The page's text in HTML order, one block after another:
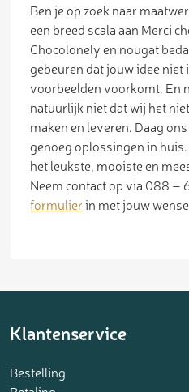
Ben je op zoek naar
een breed scala aan Merci
Chocolonely en nougat
gebeuren dat jouw idee niet
voorbeelden voorkomt. En
natuurlijk niet dat wij het
maken en leveren. Daag
genoeg oplossingen in
het leukste, mooiste en
Neem contact op via 088 –
formulierin met jouw
Klantenservice
Bestelling